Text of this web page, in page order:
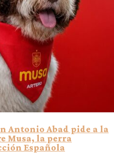
Antonio Abad pide a la
Musa, la perra
Española